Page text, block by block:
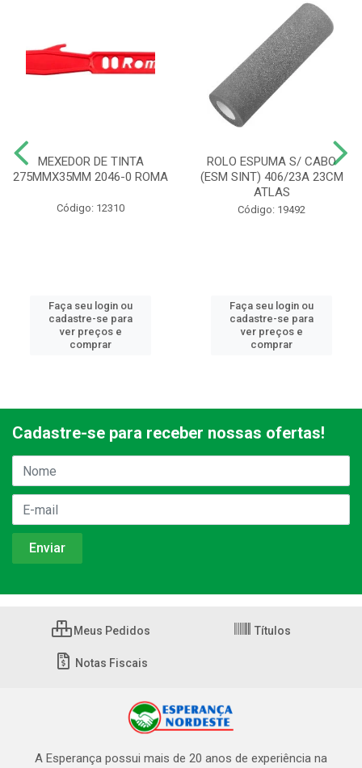
MEXEDOR DE TINTA
275MMX35MM 2046-0 ROMA
Código: 12310
Faça seu login ou
cadastre-se para
ver preços e
comprar
ROLO ESPUMA S/ CABO
(ESM SINT) 406/23A 23CM
ATLAS
Código: 19492
Faça seu login ou
cadastre-se para
ver preços e
comprar
Cadastre-se para receber nossas ofertas!
Meus Pedidos Títulos
Notas Fiscais
A Esperança possui mais de 20 anos de experiência na